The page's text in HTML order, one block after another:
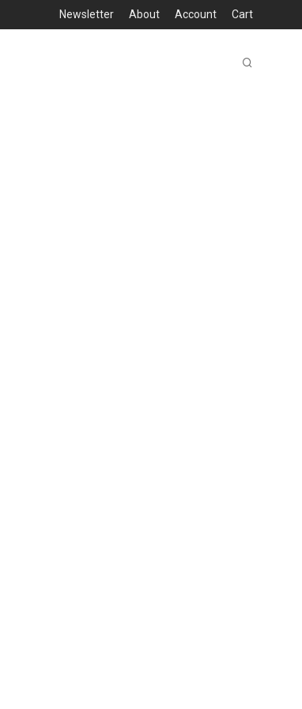
Newsletter About Account Cart